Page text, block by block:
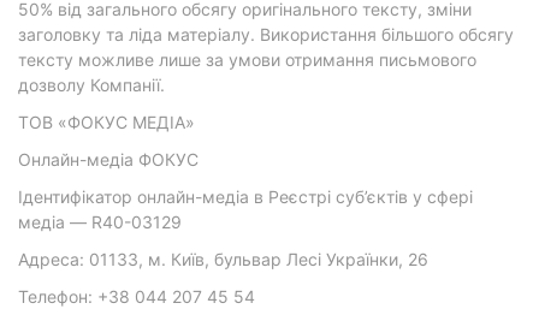
50% від загального обсягу оригінального тексту, зміни
заголовку та ліда матеріалу. Використання більшого обсягу
тексту можливе лише за умови отримання письмового
дозволу Компанії.
ТОВ «ФОКУС МЕДІА»
Онлайн-медіа ФОКУС
Ідентифікатор онлайн-медіа в Реєстрі суб’єктів у сфері
медіа — R40-03129
Адреса: 01133, м. Київ, бульвар Лесі Українки, 26
Телефон: +38 044 207 45 54